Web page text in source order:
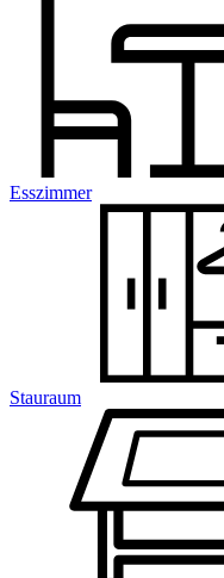
Esszimmer
Stauraum